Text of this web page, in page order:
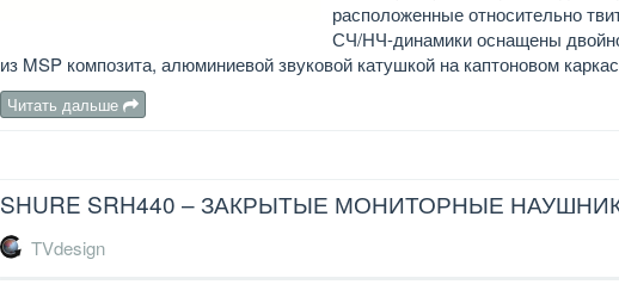
расположенные относительно
СЧ/НЧ-динамики оснащены
из MSP композита, алюминиевой звуковой катушкой на каптоновом
Читать дальше
SHURE SRH440 – ЗАКРЫТЫЕ МОНИТОРНЫЕ
TVdesign